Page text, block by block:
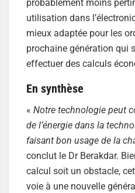
probablement moins
utilisation dans
mieux adaptée pour les
prochaine génération qui
effectuer des calculs
En synthèse
« Notre technologie peut
de l’énergie dans la
faisant bon usage de la
conclut le Dr Berakdar.
calcul soit un obstacle,
voie à une nouvelle